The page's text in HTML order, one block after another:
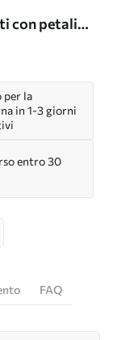
con petali
per la
in 1-3 giorni
entro 30
FAQ